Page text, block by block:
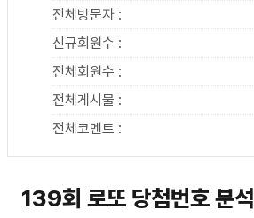
전체방문자 :
신규회원수 :
전체회원수 :
전체게시물 :
전체코멘트 :
139회 로또 당첨번호 분석